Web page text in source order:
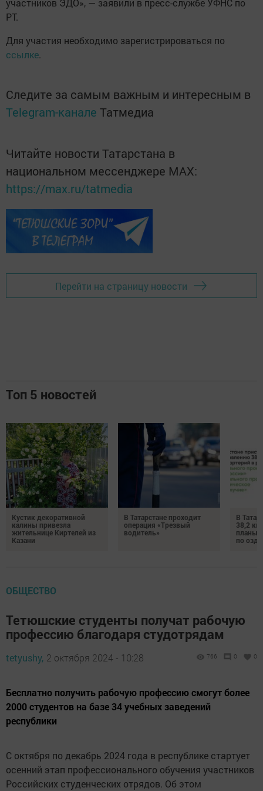
участников ЭДО», — заявили в пресс-службе УФНС по
РТ.
Для участия необходимо зарегистрироваться по
ссылке.
Следите за самым важным и интересным в
Telegram-канале Татмедиа
Читайте новости Татарстана в
национальном мессенджере MАХ:
https://max.ru/tatmedia
Перейти на страницу новости
Топ 5 новостей
Кустик декоративной
калины привезла
жительнице Киртелей из
Казани
В Татарстане проходит
операция «Трезвый
водитель»
В
38,2 км
планы
по
ОБЩЕСТВО
Тетюшские студенты получат рабочую
профессию благодаря студотрядам
tetyushy, 2 октября 2024 - 10:28 766 0 0
Бесплатно получить рабочую профессию смогут более
2000 студентов на базе 34 учебных заведений
республики
С октября по декабрь 2024 года в республике стартует
осенний этап профессионального обучения участников
Российских студенческих отрядов. Об этом